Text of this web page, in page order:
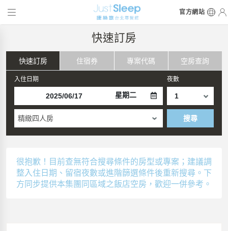
官方網站
快速訂房
快速訂房 住宿券 專案代碼 空房查詢
入住日期
星期二
夜數
精緻四人房 搜尋
很抱歉！目前查無符合搜尋條件的房型或專案；建議調
整入住日期、留宿夜數或進階篩選條件後重新搜尋。下
方同步提供本集團同區域之飯店空房，歡迎一併參考。